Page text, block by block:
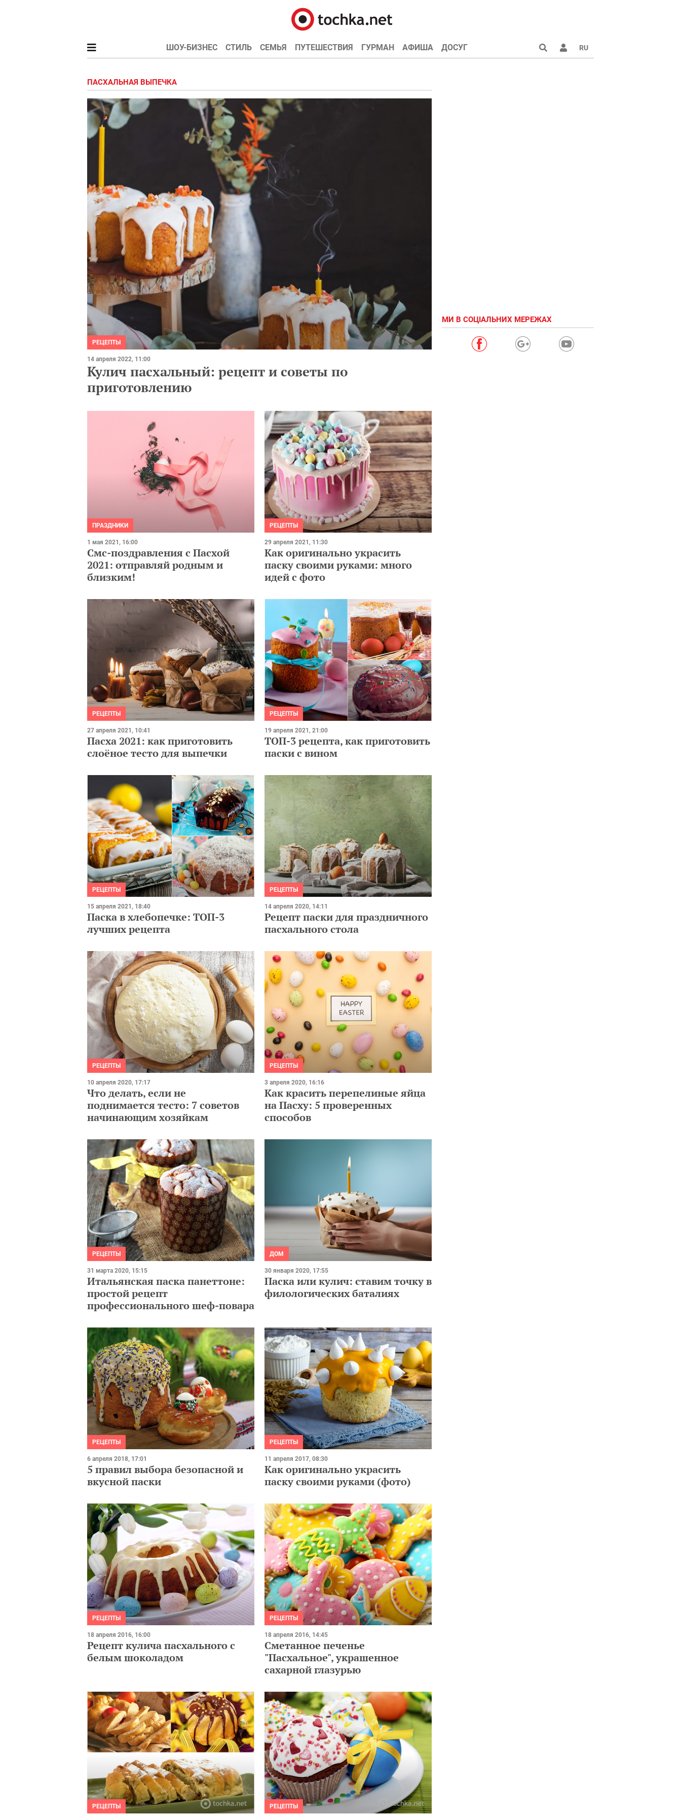
ШОУ-БИЗНЕС СТИЛЬ СЕМЬЯ ПУТЕШЕСТВИЯ ГУРМАН АФИША ДОСУГ RU
ПАСХАЛЬНАЯ ВЫПЕЧКА
РЕЦЕПТЫ
14 апреля 2022, 11:00
Кулич пасхальный: рецепт и советы по
приготовлению
ПРАЗДНИКИ
1 мая 2021, 16:00
Смс-поздравления с Пасхой
2021: отправляй родным и
близким!
РЕЦЕПТЫ
29 апреля 2021, 11:30
Как оригинально украсить
паску своими руками: много
идей с фото
РЕЦЕПТЫ
27 апреля 2021, 10:41
Пасха 2021: как приготовить
слоёное тесто для выпечки
РЕЦЕПТЫ
19 апреля 2021, 21:00
ТОП-3 рецепта, как приготовить
паски с вином
РЕЦЕПТЫ
15 апреля 2021, 18:40
Паска в хлебопечке: ТОП-3
лучших рецепта
РЕЦЕПТЫ
14 апреля 2020, 14:11
Рецепт паски для праздничного
пасхального стола
РЕЦЕПТЫ
10 апреля 2020, 17:17
Что делать, если не
поднимается тесто: 7 советов
начинающим хозяйкам
РЕЦЕПТЫ
3 апреля 2020, 16:16
Как красить перепелиные яйца
на Пасху: 5 проверенных
способов
РЕЦЕПТЫ
31 марта 2020, 15:15
Итальянская паска панеттоне:
простой рецепт
профессионального шеф-повара
ДОМ
30 января 2020, 17:55
Паска или кулич: ставим точку в
филологических баталиях
РЕЦЕПТЫ
6 апреля 2018, 17:01
5 правил выбора безопасной и
вкусной паски
РЕЦЕПТЫ
11 апреля 2017, 08:30
Как оригинально украсить
паску своими руками (фото)
РЕЦЕПТЫ
18 апреля 2016, 16:00
Рецепт кулича пасхального с
белым шоколадом
РЕЦЕПТЫ
18 апреля 2016, 14:45
Сметанное печенье
"Пасхальное", украшенное
сахарной глазурью
РЕЦЕПТЫ РЕЦЕПТЫ
МИ В СОЦІАЛЬНИХ МЕРЕЖАХ